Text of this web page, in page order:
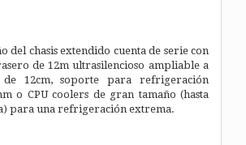
del chasis extendido cuenta de serie con
de 12m ultrasilencioso ampliable a
12cm, soporte para refrigeración
o CPU coolers de gran tamaño (hasta
para una refrigeración extrema.